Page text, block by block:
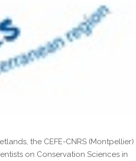
the CEFE-CNRS (Montpellier)
on Conservation Sciences in